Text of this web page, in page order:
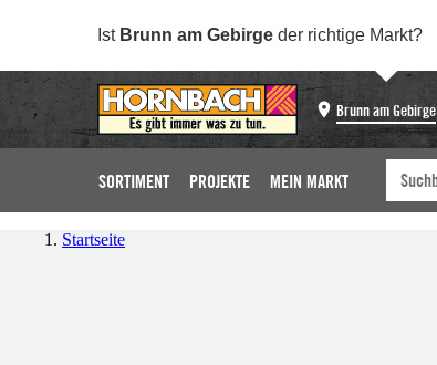
Ist Brunn am Gebirge der richtige Markt?
Brunn am Gebirge
SORTIMENT PROJEKTE MEIN MARKT
Startseite